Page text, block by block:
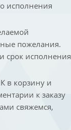
исполнения
пожелания.
срок исполнения
в корзину и
к заказу
свяжемся,